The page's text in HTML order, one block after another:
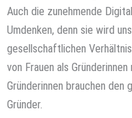
Auch die zunehmende
Umdenken, denn sie wird
gesellschaftlichen
von Frauen als
Gründerinnen brauchen den
Gründer.